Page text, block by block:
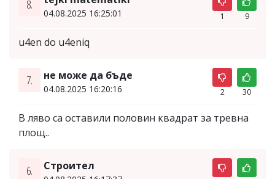
8.
04.08.2025 16:25:01 1 9
u4en do u4eniq
7. не може да бъде
04.08.2025 16:20:16 2 30
В ляво са оставили половин квадрат за тревна
площ..
6. Строител